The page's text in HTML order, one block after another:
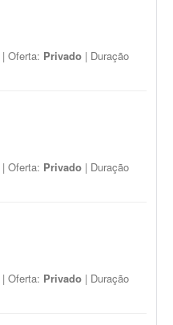
| Oferta: Privado | Duração
| Oferta: Privado | Duração
| Oferta: Privado | Duração